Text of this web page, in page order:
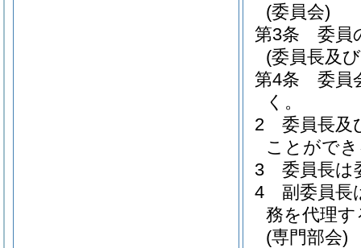
(委員会)
第3条
委員
(委員長及
第4条
委員
く。
2
委員長及
ことがで
3
委員長は
4
副委員長
務を代理す
(専門部会)